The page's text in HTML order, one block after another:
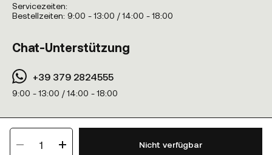
1 Nicht verfügbar
Servicezeiten:
Bestellzeiten: 9:00 - 13:00 / 14:00 - 18:00
Chat-Unterstützung
+39 379 2824555
9:00 - 13:00 / 14:00 - 18:00
Margherita 41, 20122 Mailand (Italien) • USt-IdNr. 10811550960